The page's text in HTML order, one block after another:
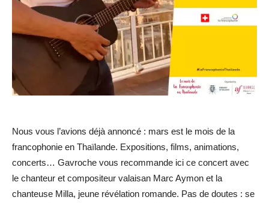
Nous vous l’avions déjà annoncé : mars est le mois de la
francophonie en Thaïlande. Expositions, films, animations,
concerts… Gavroche vous recommande ici ce concert avec
le chanteur et compositeur valaisan Marc Aymon et la
chanteuse Milla, jeune révélation romande. Pas de doutes : se